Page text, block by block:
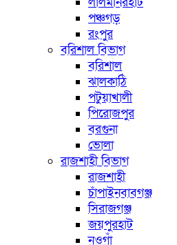
পঞ্চগড়
রংপুর
বরিশাল বিভাগ
বরিশাল
ঝালকাঠি
পটুয়াখালী
পিরোজপুর
বরগুনা
ভোলা
রাজশাহী বিভাগ
রাজশাহী
চাঁপাইনবাবগঞ্জ
সিরাজগঞ্জ
জয়পুরহাট
নওগাঁ